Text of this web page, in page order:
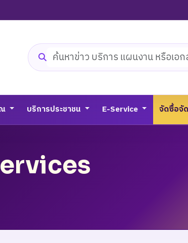
ค้นหาเว็บไซต์
บริการประชาชน E-Service จัดซื้อจั